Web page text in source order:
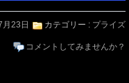
23日 カテゴリー : プライズ
コメントしてみませんか？